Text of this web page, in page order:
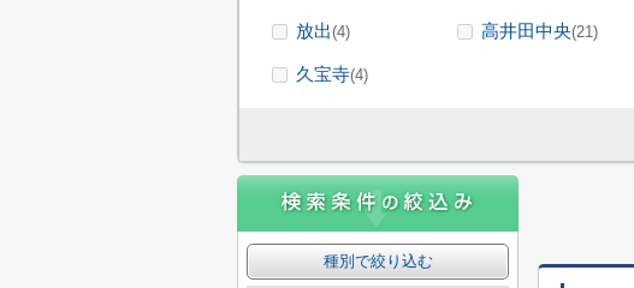
放出(4) 高井田中央(21)
久宝寺(4)
種別で絞り込む